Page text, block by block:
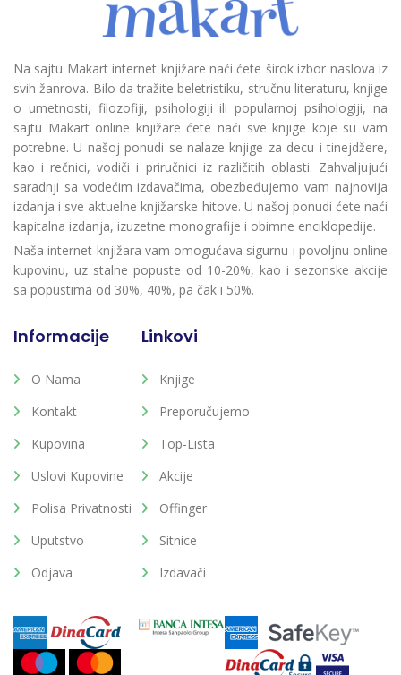
Na sajtu Makart internet knjižare naći ćete širok izbor naslova iz
svih žanrova. Bilo da tražite beletristiku, stručnu literaturu, knjige
o umetnosti, filozofiji, psihologiji ili popularnoj psihologiji, na
sajtu Makart online knjižare ćete naći sve knjige koje su vam
potrebne. U našoj ponudi se nalaze knjige za decu i tinejdžere,
kao i rečnici, vodiči i priručnici iz različitih oblasti. Zahvaljujući
saradnji sa vodećim izdavačima, obezbeđujemo vam najnovija
izdanja i sve aktuelne knjižarske hitove. U našoj ponudi ćete naći
kapitalna izdanja, izuzetne monografije i obimne enciklopedije.
Naša internet knjižara vam omogućava sigurnu i povoljnu online
kupovinu, uz stalne popuste od 10-20%, kao i sezonske akcije
sa popustima od 30%, 40%, pa čak i 50%.
Informacije
O Nama
Kontakt
Kupovina
Uslovi Kupovine
Polisa Privatnosti
Uputstvo
Odjava
Linkovi
Knjige
Preporučujemo
Top-Lista
Akcije
Offinger
Sitnice
Izdavači